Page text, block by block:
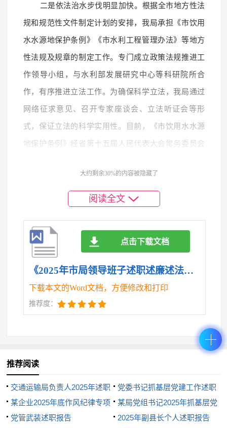
二是依法治水步伐明显加快。根据全市地方性法
规和规范性文件制定计划的安排，我局承担《市饮用
水水源地保护条例》《市水利工程管理办法》等地方
性法规及规章的制定工作。专门成立政策法规推进工
作领导小组，与水利部发展研究中心等科研院所合
作，有序推进立法工作。为确保科学立法，我局通过
网络征求意见、召开专家座谈会、立法听证会等形
式，保证立法的科学实用性。目前，《市饮用水水源
地保护条例》经省第十五届人民代表大会常务委员会
库管理办法》，已严格按照立法程序完成调研、座
谈、征求意见、专家论证、听证、合法性审查等环
三是依法行政力度加大。积极行使依法行政职
能，切实将执法为民落到实处。结合河长制的全面推
进，大力开展河库“三乱”、“四清”专项整治行动，对各
类水事违法行为持续保持高压严管态势，共清理违章
圈圩22600亩，违章种植6200亩，阻水网、簖17370
设施的安全。建立案件通报制度，推进行政执法与刑
事司法有效衔接，对重大水事违法案件实行挂牌督
态化治理。
大约剩余30%的内容被隐藏了
阅读全文
《2025年市局领导班子述职述廉述法述学报告.doc》
下载本文的Word文档，方便修改和打印
推荐度：
点击下载文档
推荐阅读
交通运输局负责人2025年述职
报告
党委书记抓基层党建工作述职
报告
某企业2025年底作风纪律专项
整治讲评会讲话
某局党组书记2025年抓基层党
建工作述职报告
党管武装述职报告 2025年副县长个人述职报告